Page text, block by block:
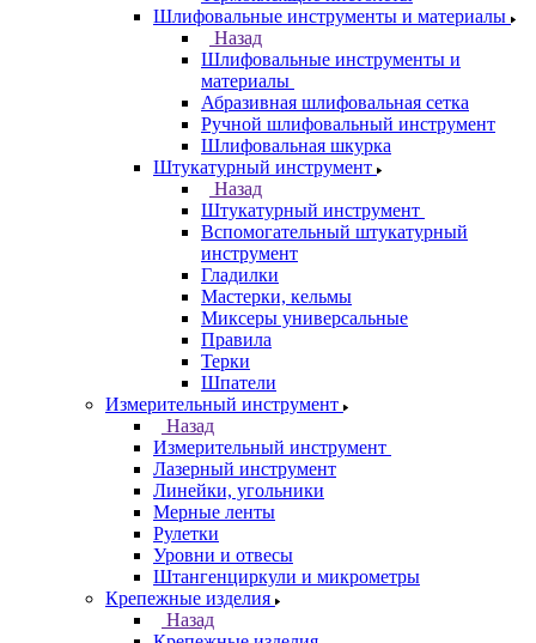
Шлифовальные инструменты и материалы
Назад
Шлифовальные инструменты и
материалы
Абразивная шлифовальная сетка
Ручной шлифовальный инструмент
Шлифовальная шкурка
Штукатурный инструмент
Назад
Штукатурный инструмент
Вспомогательный штукатурный
инструмент
Гладилки
Мастерки, кельмы
Миксеры универсальные
Правила
Терки
Шпатели
Измерительный инструмент
Назад
Измерительный инструмент
Лазерный инструмент
Линейки, угольники
Мерные ленты
Рулетки
Уровни и отвесы
Штангенциркули и микрометры
Крепежные изделия
Назад